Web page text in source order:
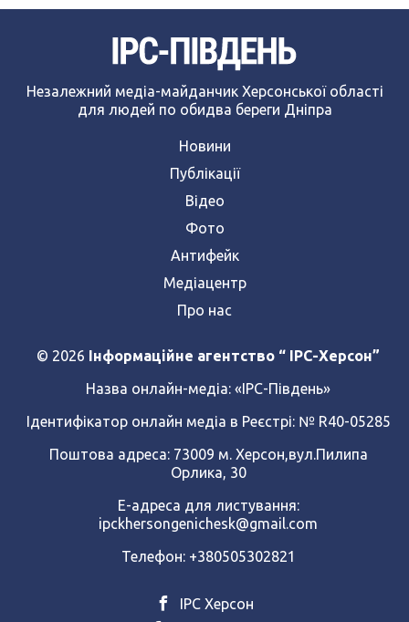
Незалежний медіа-майданчик Херсонської області
для людей по обидва береги Дніпра
Новини
Публікації
Відео
Фото
Антифейк
Медіацентр
Про нас
© 2026 Інформаційне агентство “ IPC-Херсон”
Назва онлайн-медіа: «ІРС-Південь»
Ідентифікатор онлайн медіа в Реєстрі: № R40-05285
Поштова адреса: 73009 м. Херсон,вул.Пилипа
Орлика, 30
Е-адреса для листування:
ipckhersongenichesk@gmail.com
Телефон: +380505302821
ІРС Херсон